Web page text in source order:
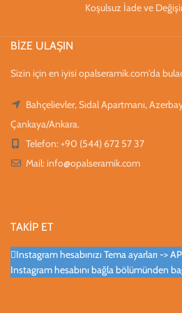
Koşulsuz İade ve
BİZE ULAŞIN
Sizin için en iyisi opalseramik.com'da
Bahçelievler, Sıdal Apartmanı,
Çankaya/Ankara.
Telefon: +90 (544) 672 57 37
Mail: info@opalseramik.com
TAKİP ET
Instagram hesabınızı Tema ayarları ->
Instagram hesabını bağla bölümünden